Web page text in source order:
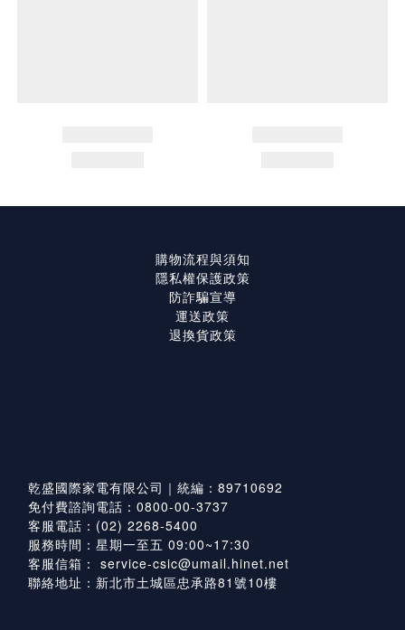
購物流程與須知
隱私權保護政策
防詐騙宣導
運送政策
退換貨政策
乾盛國際家電有限公司｜統編：89710692
免付費諮詢電話：0800-00-3737
客服電話：(02) 2268-5400
服務時間：星期一至五 09:00~17:30
客服信箱： service-csic@umail.hinet.net
聯絡地址：新北市土城區忠承路81號10樓